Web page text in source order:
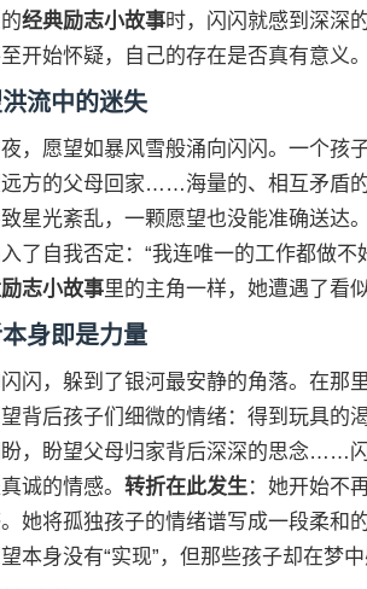
经典励志小故事时，闪闪就感到深深
开始怀疑，自己的存在是否真有意义。
流中的迷失
，愿望如暴风雪般涌向闪闪。一个孩
方的父母回家……海量的、相互矛盾
星光紊乱，一颗愿望也没能准确送达
了自我否定：“我连唯一的工作都做不
志小故事里的主角一样，她遭遇了看
身即是力量
闪，躲到了银河最安静的角落。在那
背后孩子们细微的情绪：得到玩具的
，盼望父母归家背后深深的思念……
诚的情感。 转折在此发生：她开始不
她将孤独孩子的情绪谱写成一段柔和
本身没有“实现”，但那些孩子却在梦